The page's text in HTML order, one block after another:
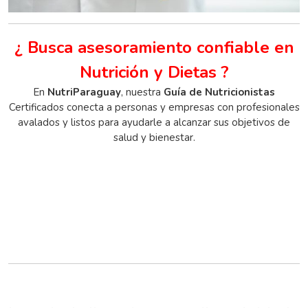
¿ Busca asesoramiento confiable en
Nutrición y Dietas ?
En NutriParaguay, nuestra Guía de Nutricionistas
Certificados conecta a personas y empresas con profesionales
avalados y listos para ayudarle a alcanzar sus objetivos de
salud y bienestar.